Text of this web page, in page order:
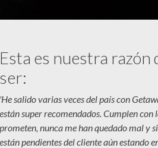
Esta es nuestra razón
ser:
'He salido varias veces del país con
están super recomendados. Cumplen con
prometen, nunca me han quedado mal y
están pendientes del cliente aún estando